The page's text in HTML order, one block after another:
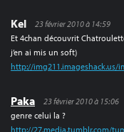
Kel
23 février 2010 à 14:59
Et 4chan découvrit
j’en ai mis un soft)
http://img211.imageshack.us/
Paka
23 février 2010 à 15:06
genre celui la ?
http://27.media.tumblr.com/